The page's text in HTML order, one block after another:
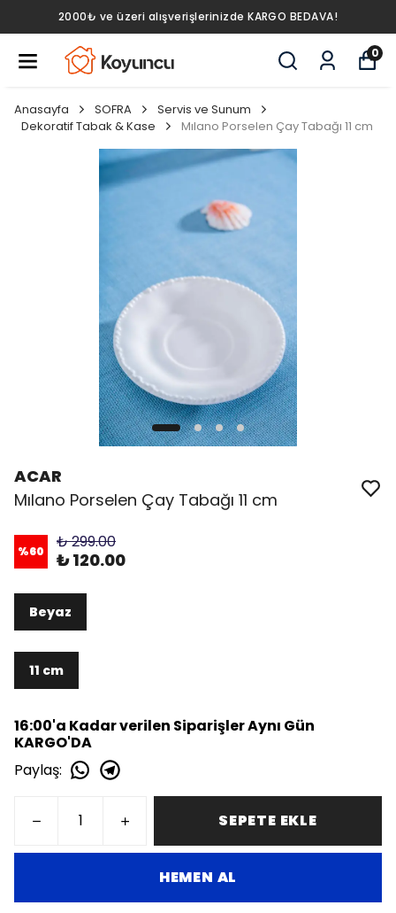
2000₺ ve üzeri alışverişlerinizde KARGO BEDAVA!
0
Anasayfa SOFRA
Servis ve Sunum
Dekoratif Tabak & Kase
Mılano Porselen Çay Tabağı 11 cm
ACAR
Mılano Porselen Çay Tabağı 11 cm
%60 ₺ 299.00
₺ 120.00
Beyaz
11 cm
16:00'a Kadar verilen Siparişler Aynı Gün
KARGO'DA
Paylaş:
SEPETE EKLE
HEMEN AL